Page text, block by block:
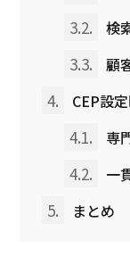
3.2. 検
3.3. 顧
4. CEP設
4.1. 専
4.2. 一
5. まとめ